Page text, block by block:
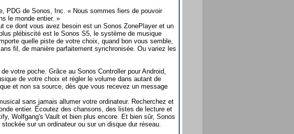
PDG de Sonos, Inc. « Nous sommes fiers de pouvoir
le monde entier. »
ce dont vous avez besoin est un Sonos ZonePlayer et un
plébiscité est le Sonos S5, le système de musique
quelle piste de votre choix, quand bon vous semble,
fil, de manière parfaitement synchronisée. Ou variez les
votre poche. Grâce au Sonos Controller pour Android,
de votre choix et régler le volume dans autant de
et non sa source, dès que vous recevez un message
sans jamais allumer votre ordinateur. Recherchez et
entier. Écoutez des chansons, des listes de lecture et
Wolfgang's Vault et bien plus encore. Et bien sûr, Sonos
sur un ordinateur ou sur un disque dur réseau.